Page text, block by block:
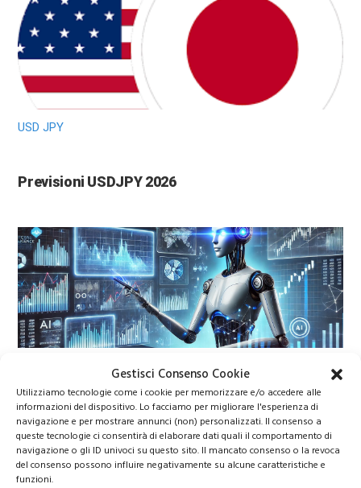
Gestisci Consenso Cookie
Utilizziamo tecnologie come i cookie per memorizzare e/o accedere alle
informazioni del dispositivo. Lo facciamo per migliorare l'esperienza di
navigazione e per mostrare annunci (non) personalizzati. Il consenso a
queste tecnologie ci consentirà di elaborare dati quali il comportamento di
navigazione o gli ID univoci su questo sito. Il mancato consenso o la revoca
del consenso possono influire negativamente su alcune caratteristiche e
funzioni.
USD JPY
Previsioni USDJPY 2026
Migliori Azioni 2026
Migliori azioni da comprare nel 2026: titoli
strategici tra intelligenza artificiale, energia e
difesa europea